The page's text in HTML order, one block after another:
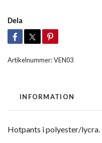
Dela
Artikelnummer:VEN03
INFORMATION
Hotpants i polyester/